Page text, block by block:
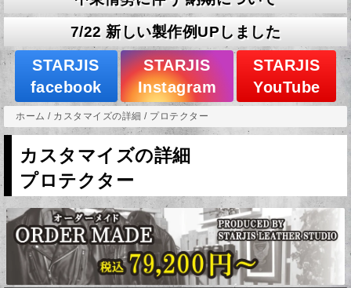
7/22 新しい製作例UPしました
STARJIS
facebook
STARJIS
Instagram
STARJIS
YouTube
ホーム / カスタマイズの詳細 /プロテクター
カスタマイズの詳細
プロテクター